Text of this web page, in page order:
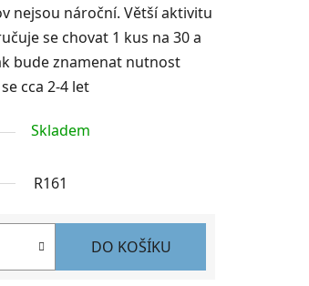
nejsou nároční. Větší aktivitu
se chovat 1 kus na 30 a
bude znamenat nutnost
cca 2-4 let
Skladem
R161
DO KOŠÍKU